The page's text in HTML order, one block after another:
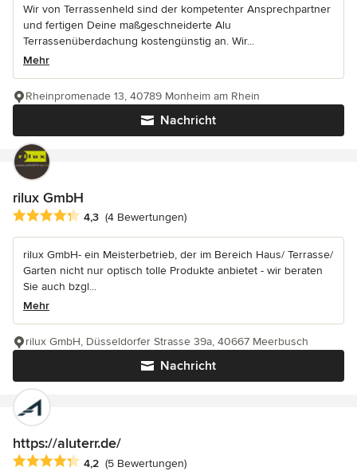
Wir von Terrassenheld sind der kompetenter Ansprechpartner
und fertigen Deine maßgeschneiderte Alu
Terrassenüberdachung kostengünstig an. Wir...
Mehr
Nachricht
Rheinpromenade 13, 40789 Monheim am Rhein
rilux GmbH
Durchschnittliche Bewertung: 4.3 von 5 Sternen
4,3 (4 Bewertungen)
rilux GmbH- ein Meisterbetrieb, der im Bereich Haus/ Terrasse/
Garten nicht nur optisch tolle Produkte anbietet - wir beraten
Sie auch bzgl...
Mehr
Nachricht
rilux GmbH, Düsseldorfer Strasse 39a, 40667 Meerbusch
https://aluterr.de/
Durchschnittliche Bewertung: 4.2 von 5 Sternen
4,2 (5 Bewertungen)